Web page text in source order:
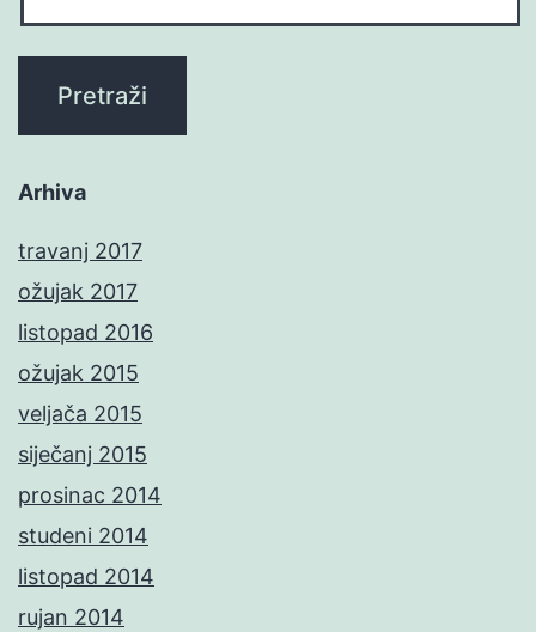
Arhiva
travanj 2017
ožujak 2017
listopad 2016
ožujak 2015
veljača 2015
siječanj 2015
prosinac 2014
studeni 2014
listopad 2014
rujan 2014